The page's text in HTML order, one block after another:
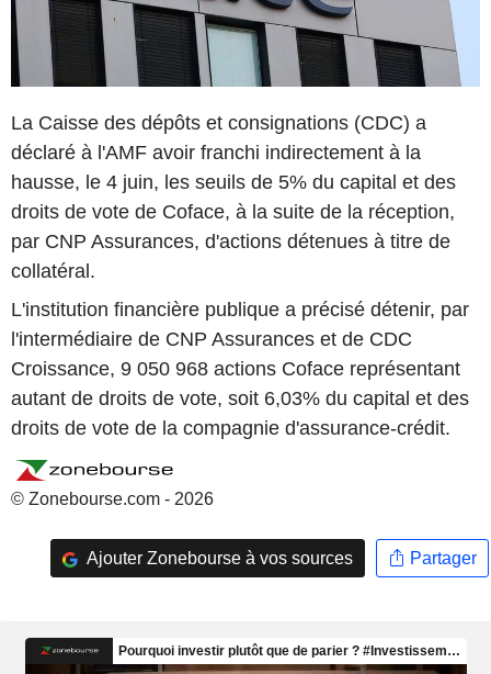
La Caisse des dépôts et consignations (CDC) a
déclaré à l'AMF avoir franchi indirectement à la
hausse, le 4 juin, les seuils de 5% du capital et des
droits de vote de Coface, à la suite de la réception,
par CNP Assurances, d'actions détenues à titre de
collatéral.
L'institution financière publique a précisé détenir, par
l'intermédiaire de CNP Assurances et de CDC
Croissance, 9 050 968 actions Coface représentant
autant de droits de vote, soit 6,03% du capital et des
droits de vote de la compagnie d'assurance-crédit.
© Zonebourse.com - 2026
Ajouter Zonebourse à vos sources Partager